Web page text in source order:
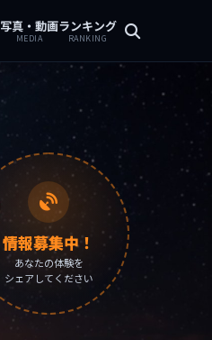
写真・動画
MEDIA
ランキング
RANKING
情報募集中！
あなたの体験を
シェアしてください